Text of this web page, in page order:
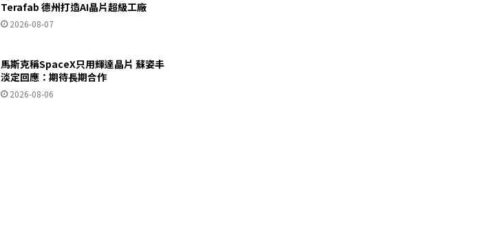
Terafab 德州打造AI晶片超級工廠
2026-08-07
馬斯克稱SpaceX只用輝達晶片 蘇姿丰
淡定回應：期待長期合作
2026-08-06